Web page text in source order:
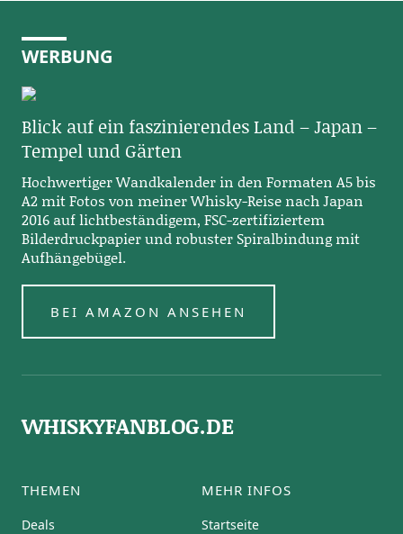
WERBUNG
Blick auf ein faszinierendes Land – Japan –
Tempel und Gärten
Hochwertiger Wandkalender in den Formaten A5 bis
A2 mit Fotos von meiner Whisky-Reise nach Japan
2016 auf lichtbeständigem, FSC-zertifiziertem
Bilderdruckpapier und robuster Spiralbindung mit
Aufhängebügel.
BEI AMAZON ANSEHEN
WHISKYFANBLOG.DE
THEMEN
Deals
MEHR INFOS
Startseite